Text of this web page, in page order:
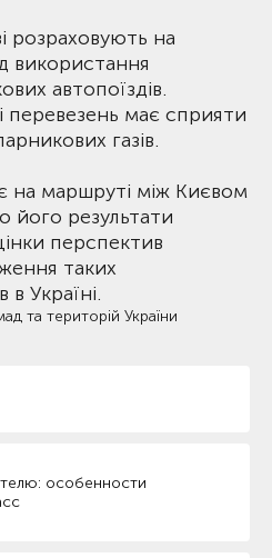
особенности
розраховують на
використання
автопоїздів.
перевезень має сприяти
газів.
на маршруті між Києвом
його результати
перспектив
таких
в Україні.
та територій України